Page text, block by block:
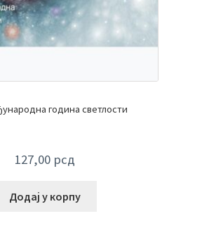
година светлости
127,00 рсд
Додај у корпу